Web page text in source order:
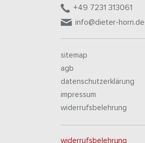
+49 7231 313061
info@dieter-horn.de
sitemap
agb
datenschutzerklärung
impressum
widerrufsbelehrung
widerrufsbelehrung